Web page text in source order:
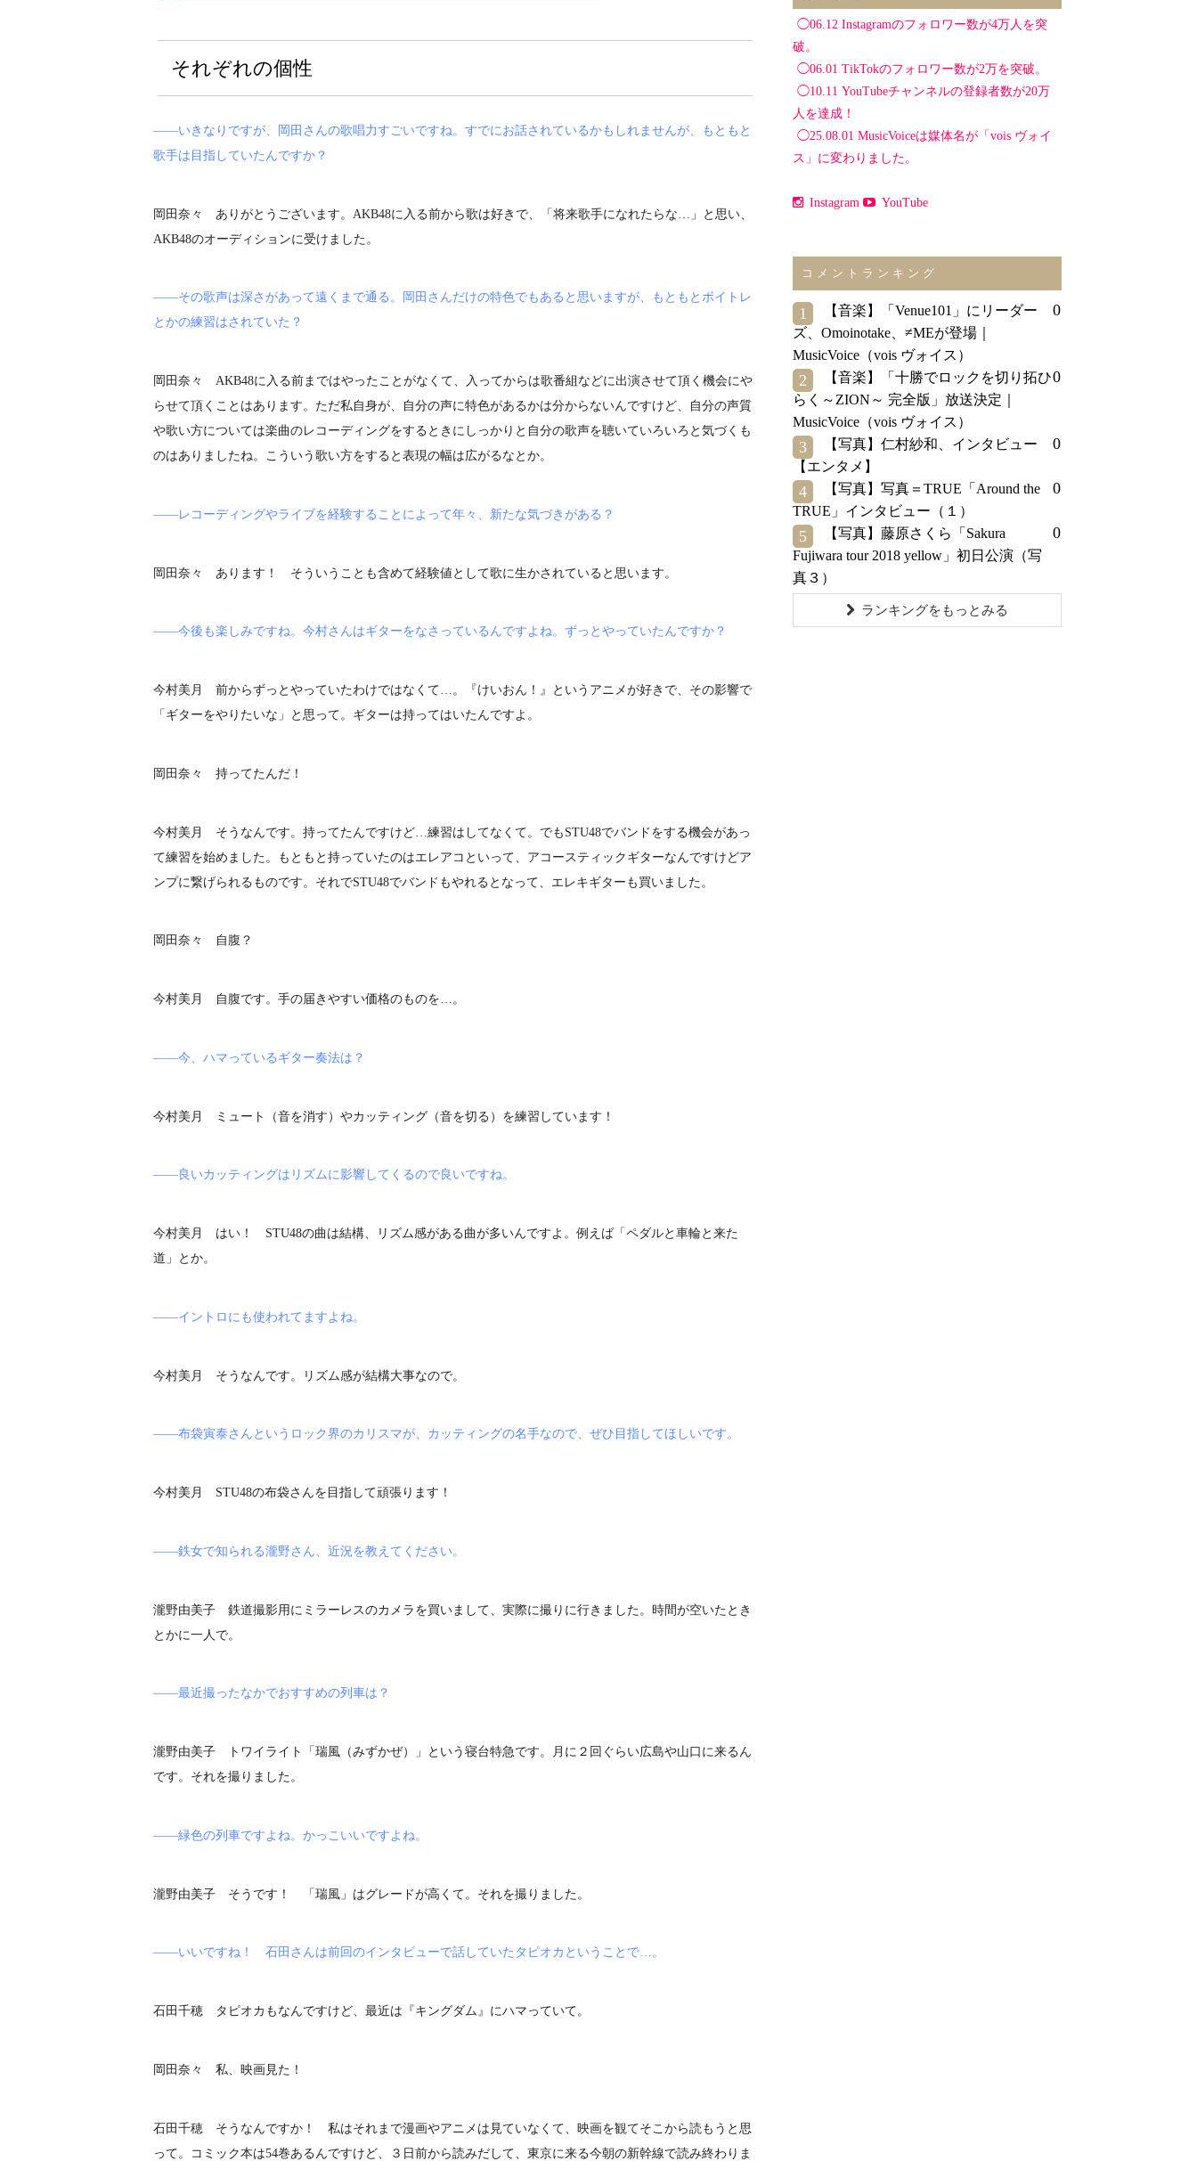
それぞれの個性
――いきなりですが、岡田さんの歌唱力すごいですね。すでにお話されているかもしれませんが、もともと
歌手は目指していたんですか？
岡田奈々 ありがとうございます。AKB48に入る前から歌は好きで、「将来歌手になれたらな…」と思い、
AKB48のオーディションに受けました。
――その歌声は深さがあって遠くまで通る。岡田さんだけの特色でもあると思いますが、もともとボイトレ
とかの練習はされていた？
岡田奈々 AKB48に入る前まではやったことがなくて、入ってからは歌番組などに出演させて頂く機会にや
らせて頂くことはあります。ただ私自身が、自分の声に特色があるかは分からないんですけど、自分の声質
や歌い方については楽曲のレコーディングをするときにしっかりと自分の歌声を聴いていろいろと気づくも
のはありましたね。こういう歌い方をすると表現の幅は広がるなとか。
――レコーディングやライブを経験することによって年々、新たな気づきがある？
岡田奈々 あります！ そういうことも含めて経験値として歌に生かされていると思います。
――今後も楽しみですね。今村さんはギターをなさっているんですよね。ずっとやっていたんですか？
今村美月 前からずっとやっていたわけではなくて…。『けいおん！』というアニメが好きで、その影響で
「ギターをやりたいな」と思って。ギターは持ってはいたんですよ。
岡田奈々 持ってたんだ！
今村美月 そうなんです。持ってたんですけど…練習はしてなくて。でもSTU48でバンドをする機会があっ
て練習を始めました。もともと持っていたのはエレアコといって、アコースティックギターなんですけどア
ンプに繋げられるものです。それでSTU48でバンドもやれるとなって、エレキギターも買いました。
岡田奈々 自腹？
今村美月 自腹です。手の届きやすい価格のものを…。
――今、ハマっているギター奏法は？
今村美月 ミュート（音を消す）やカッティング（音を切る）を練習しています！
――良いカッティングはリズムに影響してくるので良いですね。
今村美月 はい！ STU48の曲は結構、リズム感がある曲が多いんですよ。例えば「ペダルと車輪と来た
道」とか。
――イントロにも使われてますよね。
今村美月 そうなんです。リズム感が結構大事なので。
――布袋寅泰さんというロック界のカリスマが、カッティングの名手なので、ぜひ目指してほしいです。
今村美月 STU48の布袋さんを目指して頑張ります！
――鉄女で知られる瀧野さん、近況を教えてください。
瀧野由美子 鉄道撮影用にミラーレスのカメラを買いまして、実際に撮りに行きました。時間が空いたとき
とかに一人で。
――最近撮ったなかでおすすめの列車は？
瀧野由美子 トワイライト「瑞風（みずかぜ）」という寝台特急です。月に２回ぐらい広島や山口に来るん
です。それを撮りました。
――緑色の列車ですよね。かっこいいですよね。
瀧野由美子 そうです！ 「瑞風」はグレードが高くて。それを撮りました。
――いいですね！ 石田さんは前回のインタビューで話していたタピオカということで…。
石田千穂 タピオカもなんですけど、最近は『キングダム』にハマっていて。
岡田奈々 私、映画見た！
石田千穂 そうなんですか！ 私はそれまで漫画やアニメは見ていなくて、映画を観てそこから読もうと思
って。コミック本は54巻あるんですけど、３日前から読みだして、東京に来る今朝の新幹線で読み終わりま
◯06.12 Instagramのフォロワー数が4万人を突
破。
◯06.01 TikTokのフォロワー数が2万を突破。
◯10.11 YouTubeチャンネルの登録者数が20万
人を達成！
◯25.08.01 MusicVoiceは媒体名が「vois ヴォイ
ス」に変わりました。
Instagram YouTube
コメントランキング
1
【音楽】「Venue101」にリーダー
ズ、Omoinotake、≠MEが登場｜
MusicVoice（vois ヴォイス）
0
2
【音楽】「十勝でロックを切り拓ひ
らく～ZION～ 完全版」放送決定｜
MusicVoice（vois ヴォイス）
0
3
【写真】仁村紗和、インタビュー
【エンタメ】
0
4
【写真】写真＝TRUE「Around the
TRUE」インタビュー（１）
0
5
【写真】藤原さくら「Sakura
Fujiwara tour 2018 yellow」初日公演（写
真３）
0
ランキングをもっとみる